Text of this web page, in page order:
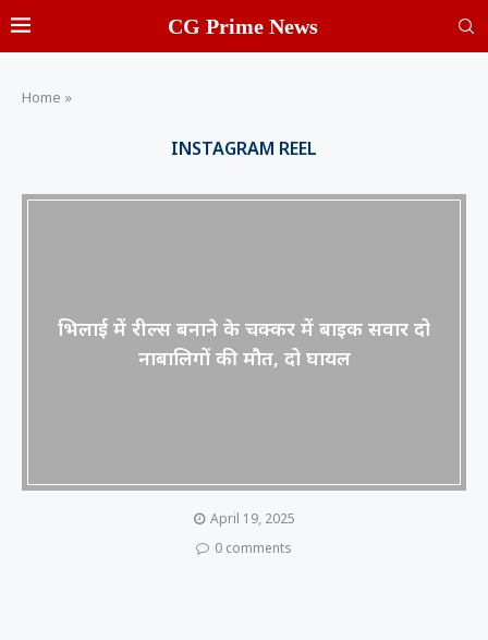
CG Prime News
Home »
INSTAGRAM REEL
भिलाई में रील्स बनाने के चक्कर में बाइक सवार दो
नाबालिगों की मौत, दो घायल
April 19, 2025
0 comments